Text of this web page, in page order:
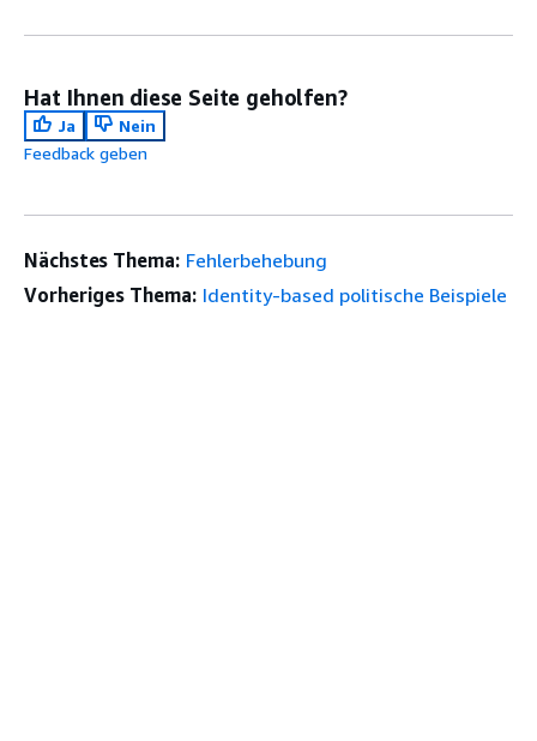
Hat Ihnen diese Seite geholfen?
Ja
Nein
Feedback geben
Nächstes Thema: Fehlerbehebung
Vorheriges Thema: Identity-based politische Beispiele